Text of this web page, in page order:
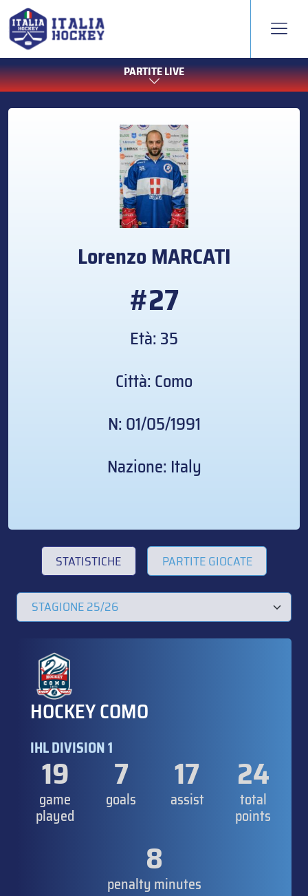
PARTITE LIVE
LorenzoMARCATI
#27
Età: 35
Città: Como
N: 01/05/1991
Nazione: Italy
STATISTICHE PARTITE GIOCATE
HOCKEY COMO
IHL DIVISION 1
19
game
played
7
goals
17
assist
24
total
points
8
penalty minutes